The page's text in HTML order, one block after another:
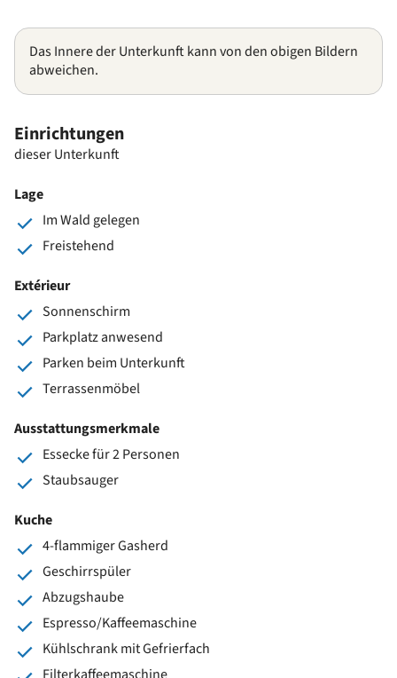
Das Innere der Unterkunft kann von den obigen Bildern
abweichen.
Einrichtungen
dieser Unterkunft
Lage
Im Wald gelegen
Freistehend
Extérieur
Sonnenschirm
Parkplatz anwesend
Parken beim Unterkunft
Terrassenmöbel
Ausstattungsmerkmale
Essecke für 2 Personen
Staubsauger
Kuche
4-flammiger Gasherd
Geschirrspüler
Abzugshaube
Espresso/Kaffeemaschine
Kühlschrank mit Gefrierfach